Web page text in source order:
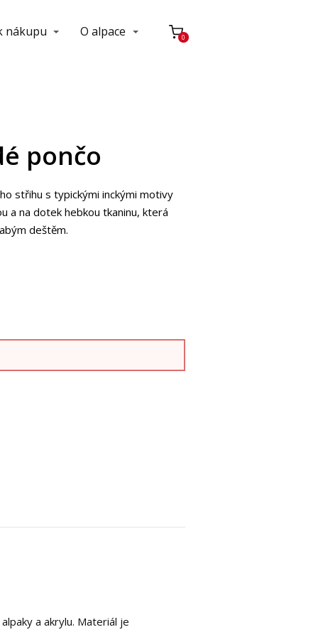
nákupu O alpace 0
pončo
střihu s typickými inckými motivy
a na dotek hebkou tkaninu, která
deštěm.
a akrylu. Materiál je